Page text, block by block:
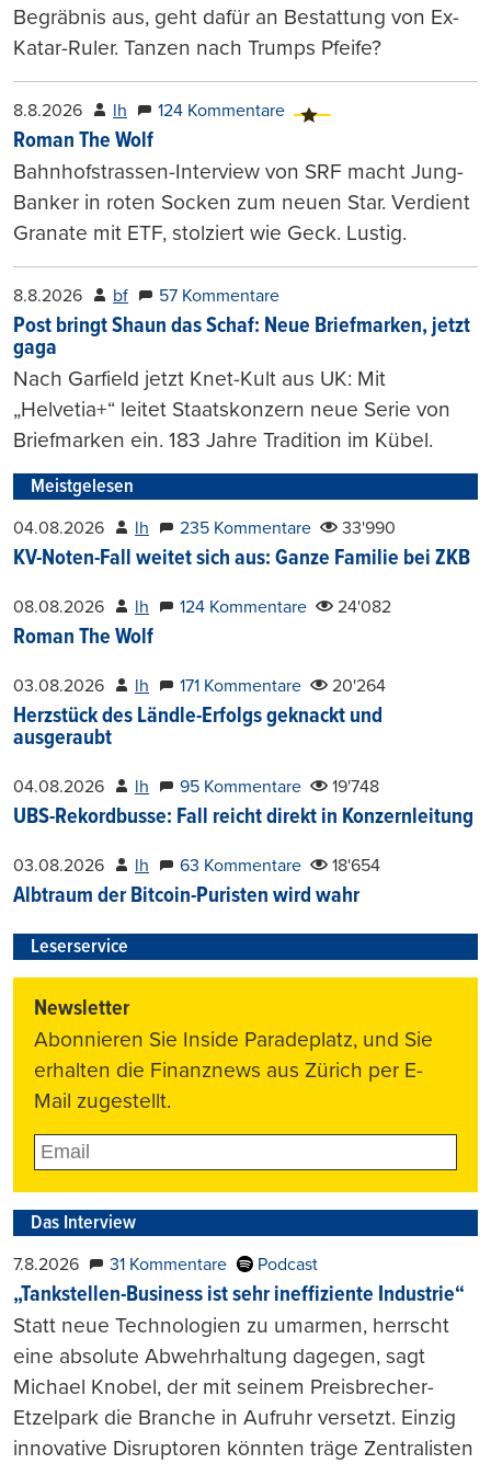
Begräbnis aus, geht dafür an Bestattung von Ex-
Katar-Ruler. Tanzen nach Trumps Pfeife?
8.8.2026 lh 124 Kommentare
Roman The Wolf
Bahnhofstrassen-Interview von SRF macht Jung-
Banker in roten Socken zum neuen Star. Verdient
Granate mit ETF, stolziert wie Geck. Lustig.
8.8.2026 bf 57 Kommentare
Post bringt Shaun das Schaf: Neue Briefmarken, jetzt
gaga
Nach Garfield jetzt Knet-Kult aus UK: Mit
„Helvetia+“ leitet Staatskonzern neue Serie von
Briefmarken ein. 183 Jahre Tradition im Kübel.
Meistgelesen
04.08.2026 lh 235 Kommentare 33'990
KV-Noten-Fall weitet sich aus: Ganze Familie bei ZKB
08.08.2026 lh 124 Kommentare 24'082
Roman The Wolf
03.08.2026 lh 171 Kommentare 20'264
Herzstück des Ländle-Erfolgs geknackt und
ausgeraubt
04.08.2026 lh 95 Kommentare 19'748
UBS-Rekordbusse: Fall reicht direkt in Konzernleitung
03.08.2026 lh 63 Kommentare 18'654
Albtraum der Bitcoin-Puristen wird wahr
Leserservice
Newsletter
Abonnieren Sie Inside Paradeplatz, und Sie
erhalten die Finanznews aus Zürich per E-
Mail zugestellt.
Das Interview
7.8.2026 31 Kommentare Podcast
„Tankstellen-Business ist sehr ineffiziente Industrie“
Statt neue Technologien zu umarmen, herrscht
eine absolute Abwehrhaltung dagegen, sagt
Michael Knobel, der mit seinem Preisbrecher-
Etzelpark die Branche in Aufruhr versetzt. Einzig
innovative Disruptoren könnten träge Zentralisten